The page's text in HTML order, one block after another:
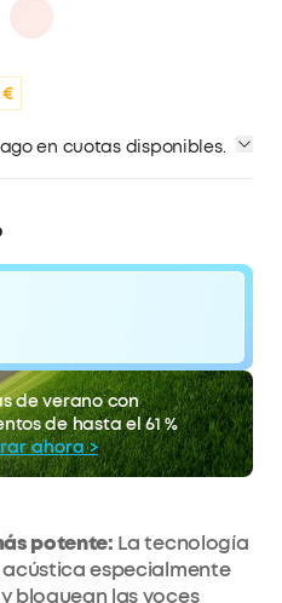
en cuotas disponibles.
WS24WHBXTMGR
termina pronto.
de verano con
de hasta el 61 %
ahora >
potente: La tecnología
acústica especialmente
bloquean las voces